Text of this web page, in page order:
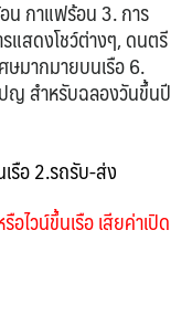
น กาแฟร้อน 3. การ
แสดงโชว์ต่างๆ, ดนตรี
ษมากมายบนเรือ 6.
ญ สำหรับฉลองวันขึ้นปี
รือ 2.รถรับ-ส่ง
อไวน์ขึ้นเรือ เสียค่าเปิด